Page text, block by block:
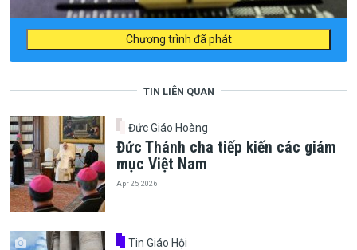
Chương trình đã phát
TIN LIÊN QUAN
Đức Giáo Hoàng
Đức Thánh cha tiếp kiến các giám
mục Việt Nam
Apr 25, 2026
Tin Giáo Hội